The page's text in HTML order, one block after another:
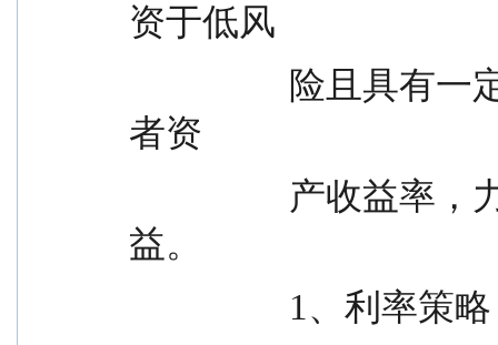
资于低风
者资
益。
                  1、利率策略